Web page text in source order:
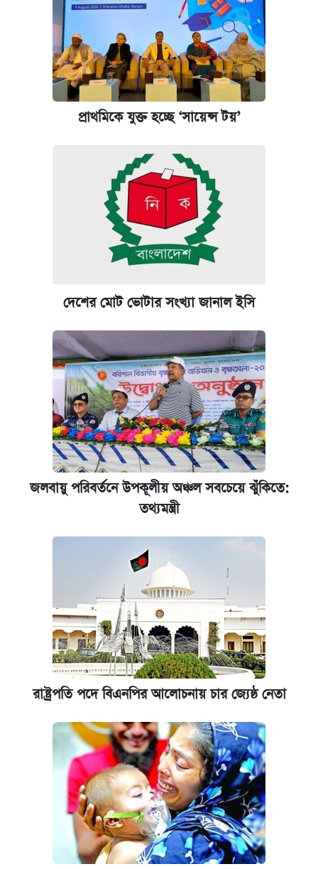
আজকের বাজারে স্বর্ণের দাম (৬ আগস্ট)
কেমব্রিজ বিশ্ববিদ্যালয়ের এমবিএ স্কলারশিপে
আবেদন শুরু
পিএসসিতে আরও চার সদস্য নিয়োগ
প্রতিষ্ঠান প্রধানদের ভাইভা শুরুর নির্দেশ শিক্ষামন্ত্রীর
প্রাথমিকে যুক্ত হচ্ছে ‘সায়েন্স টয়’
দেশের মোট ভোটার সংখ্যা জানাল ইসি
জলবায়ু পরিবর্তনে উপকূলীয় অঞ্চল সবচেয়ে ঝুঁকিতে:
তথ্যমন্ত্রী
রাষ্ট্রপতি পদে বিএনপির আলোচনায় চার জ্যেষ্ঠ নেতা